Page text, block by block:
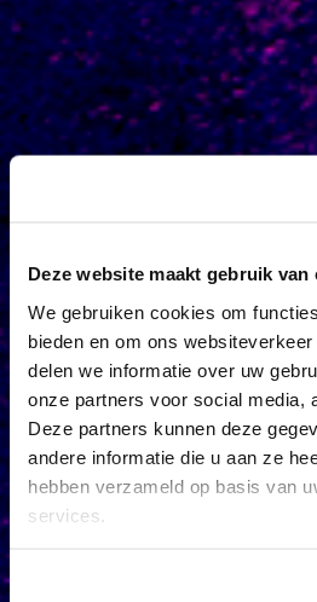
Deze website maakt gebruik van
We gebruiken cookies om
bieden en om ons
delen we informatie over uw
onze partners voor social media,
Deze partners kunnen deze
andere informatie die u aan ze
hebben verzameld op basis van
services.
Janine van Veen - CareFull
De Zware Jongens
Beeldende Kunst English